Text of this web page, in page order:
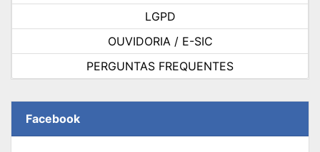
LGPD
OUVIDORIA / E-SIC
PERGUNTAS FREQUENTES
Facebook